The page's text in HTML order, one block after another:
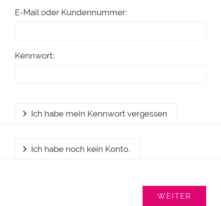
E-Mail oder Kundennummer:
Kennwort:
Ich habe mein Kennwort vergessen
Ich habe noch kein Konto.